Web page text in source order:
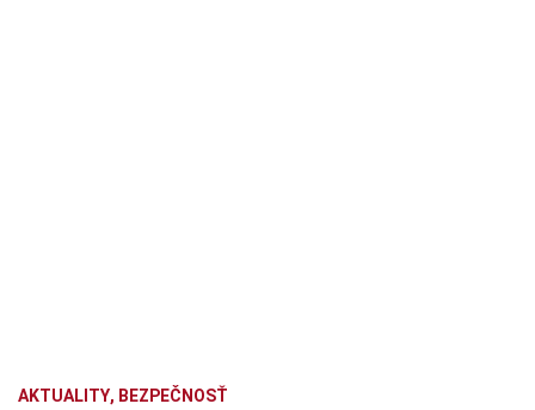
AKTUALITY, BEZPEČNOSŤ